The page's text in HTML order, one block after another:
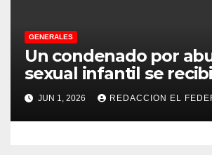
GENERALES
Un condenado por
sexual infantil se
psicopedagogo dentro
Servicio Penitenciario
Rioja
JUN 1, 2026 REDACCION EL